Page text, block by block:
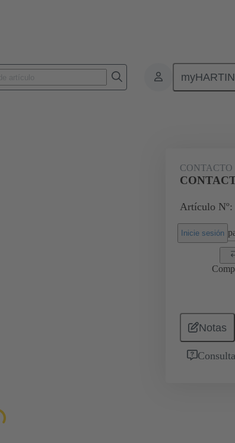
Conectores de placa a placa de
Artículo Nº:
Inicie sesión
Notas